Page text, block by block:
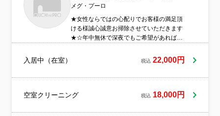
メグ・プーロ
★女性ならではの心配りでお客様の満足頂
ける様誠心誠意お掃除させていただきます
★☆年中無休で深夜でもご希望があれば対
険加入済みです☆丁寧さをモットーにお客
様に満足頂ける様頑張ります！！！
入居中（在室） 税込 22,000円
空室クリーニング 税込 18,000円